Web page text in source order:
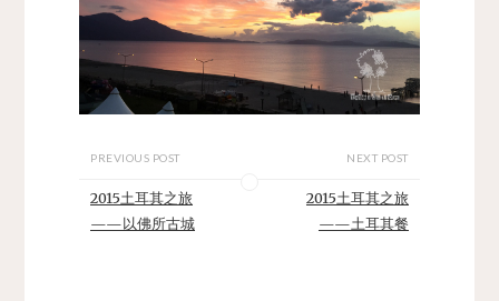
PREVIOUS POST
2015土耳其之旅
——以佛所古城
NEXT POST
2015土耳其之旅
——土耳其餐